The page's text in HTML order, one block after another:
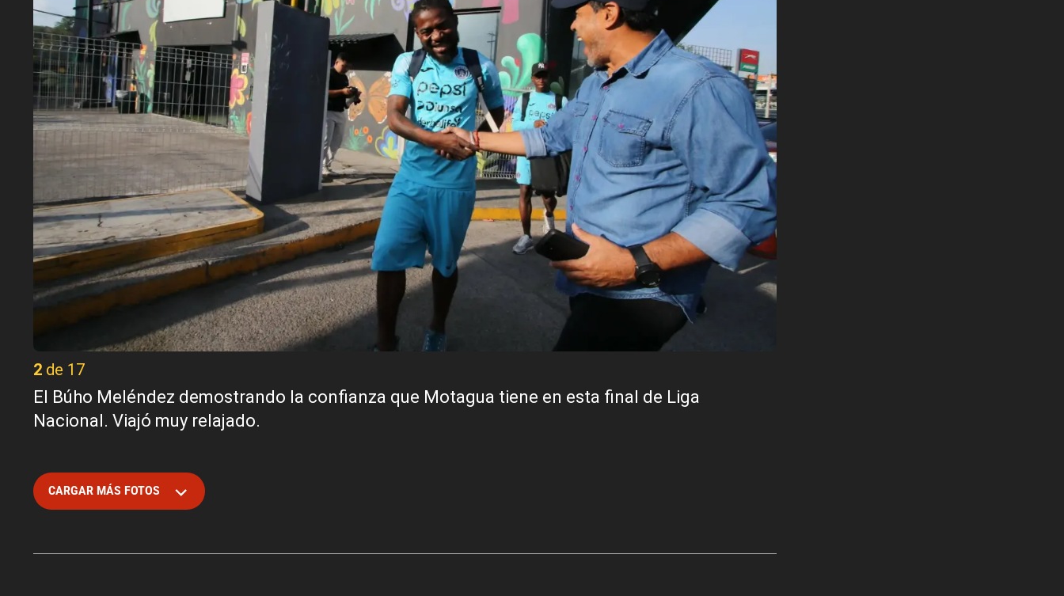
2 de 17
El Búho Meléndez demostrando la confianza que Motagua tiene en esta final de Liga
Nacional. Viajó muy relajado.
CARGAR MÁS FOTOS